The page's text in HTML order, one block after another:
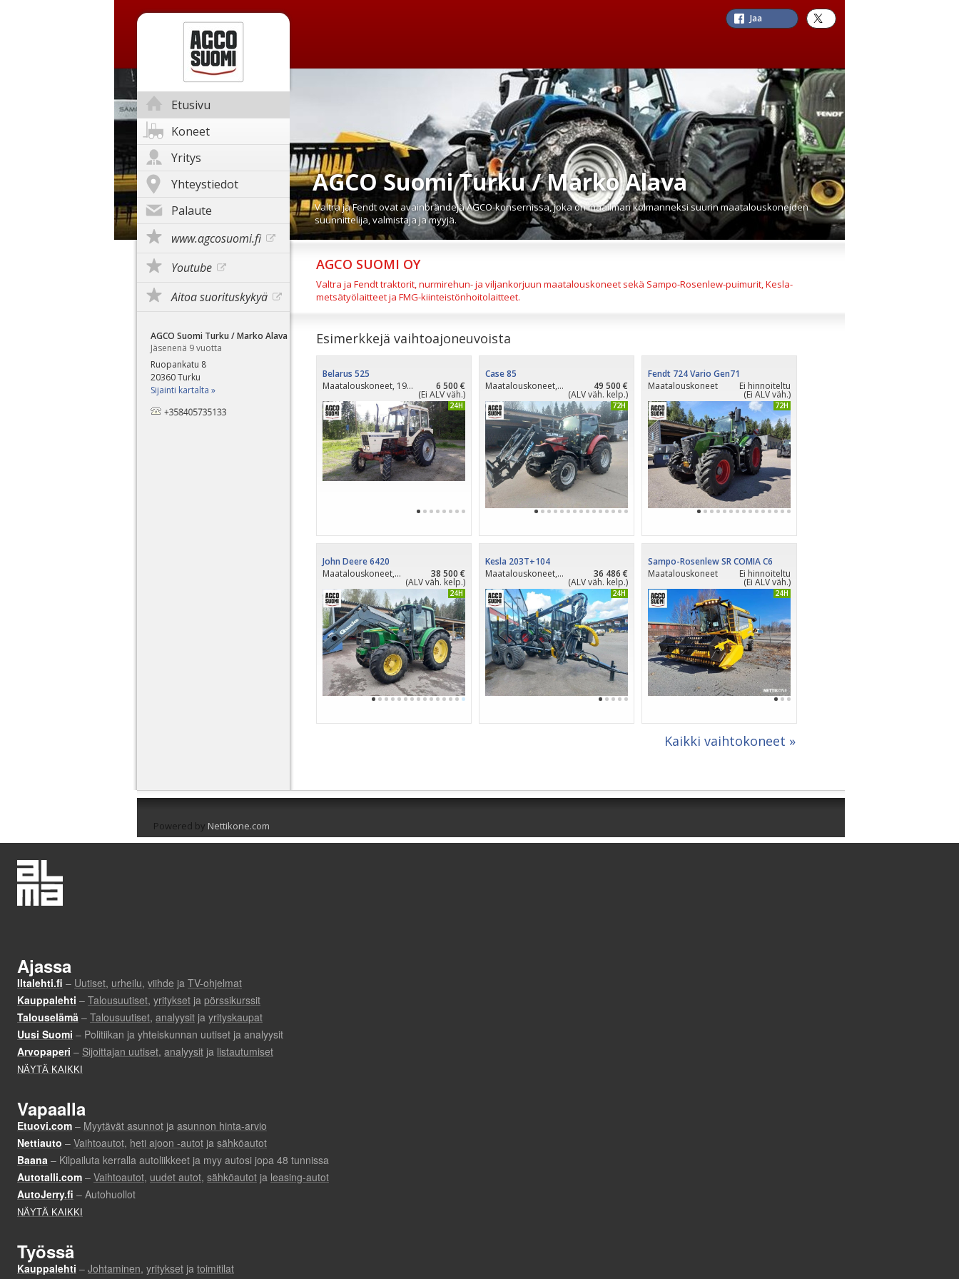
Jaa
AGCO Suomi Turku / Marko Alava
Valtra ja Fendt ovat avainbrändejä AGCO-konsernissa, joka on maailman kolmanneksi suurin maatalouskoneiden
suunnittelija, valmistaja ja myyjä.
AGCO SUOMI OY
Valtra ja Fendt traktorit, nurmirehun- ja viljankorjuun maatalouskoneet sekä Sampo-Rosenlew-puimurit, Kesla-
metsätyölaitteet ja FMG-kiinteistönhoitolaitteet.
Etusivu
Koneet
Yritys
Yhteystiedot
Palaute
www.agcosuomi.fi
Youtube
Aitoa suorituskykyä
AGCO Suomi Turku / Marko Alava
Jäsenenä 9 vuotta
Ruopankatu 8
20360 Turku
Sijainti kartalta »
Esimerkkejä vaihtoajoneuvoista
Belarus 525
6 500 €
(Ei ALV väh.)
Maatalouskoneet, 1977
PÄIVITETTY 24H
Case 85
49 500 €
(ALV väh. kelp.)
Maatalouskoneet, 2018
PÄIVITETTY 72H
Fendt 724 Vario Gen71
Ei hinnoiteltu
(Ei ALV väh.)
Maatalouskoneet
PÄIVITETTY 72H
John Deere 6420
38 500 €
(ALV väh. kelp.)
Maatalouskoneet, 2007
PÄIVITETTY 24H
Kesla 203T+104
36 486 €
(ALV väh. kelp.)
Maatalouskoneet, 2026
PÄIVITETTY 24H
Sampo-Rosenlew SR COMIA C6
Ei hinnoiteltu
(Ei ALV väh.)
Maatalouskoneet
PÄIVITETTY 24H
Kaikki vaihtokoneet »
Powered by Nettikone.com